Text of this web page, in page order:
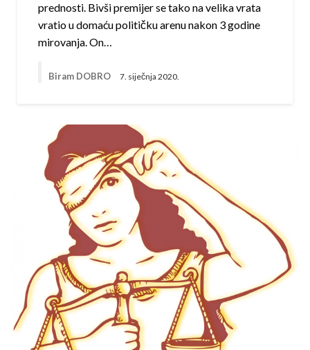
prednosti. Bivši premijer se tako na velika vrata
vratio u domaću političku arenu nakon 3 godine
mirovanja. On…
Biram DOBRO 7. siječnja 2020.